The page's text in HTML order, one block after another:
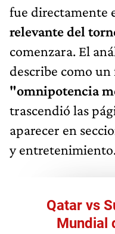
fue directamente
relevante del
comenzara. El
describe como
"omnipotencia
trascendió las
aparecer en
y
Qatar vs
Mundial